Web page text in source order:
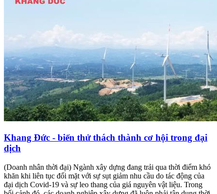
Khang Đức - biến thử thách thành cơ hội trong đại
dịch
(Doanh nhân thời đại) Ngành xây dựng đang trải qua thời điểm khó
khăn khi liên tục đối mặt với sự sụt giảm nhu cầu do tác động của
đại dịch Covid-19 và sự leo thang của giá nguyên vật liệu. Trong